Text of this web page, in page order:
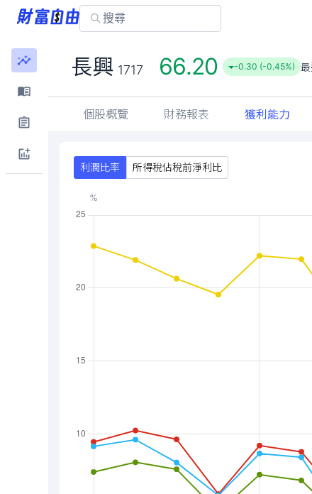
長興 1717 66.20 -0.30 (-0.45%) 最
個股概覽 財務報表 獲利能力
利潤比率 所得稅佔稅前淨利比